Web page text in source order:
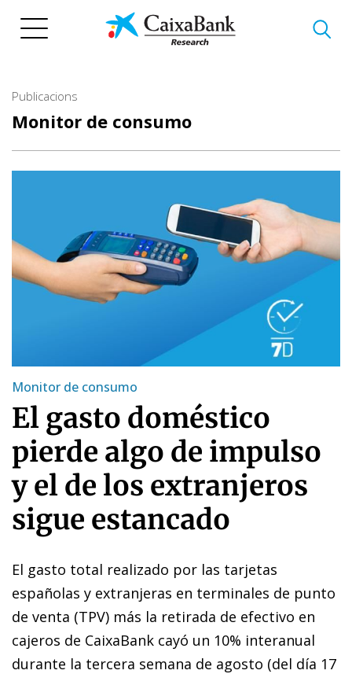
Publicacions
Monitor de consumo
Monitor de consumo
El gasto doméstico
pierde algo de impulso
y el de los extranjeros
sigue estancado
El gasto total realizado por las tarjetas
españolas y extranjeras en terminales de punto
de venta (TPV) más la retirada de efectivo en
cajeros de CaixaBank cayó un 10% interanual
durante la tercera semana de agosto (del día 17